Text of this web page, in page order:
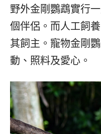
野外金剛鸚鵡實行
個伴侶。而人工飼
其飼主。寵物金剛
動、照料及愛心。